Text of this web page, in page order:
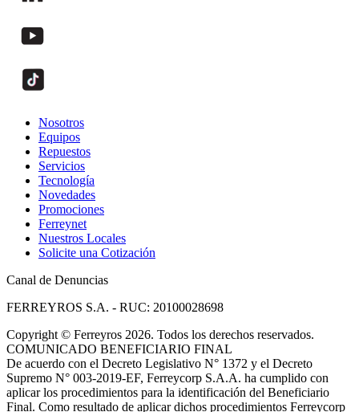
Nosotros
Equipos
Repuestos
Servicios
Tecnología
Novedades
Promociones
Ferreynet
Nuestros Locales
Solicite una Cotización
Canal de Denuncias
FERREYROS S.A. - RUC: 20100028698
Copyright © Ferreyros 2026. Todos los derechos reservados.
COMUNICADO BENEFICIARIO FINAL
De acuerdo con el Decreto Legislativo N° 1372 y el Decreto
Supremo N° 003-2019-EF, Ferreycorp S.A.A. ha cumplido con
aplicar los procedimientos para la identificación del Beneficiario
Final. Como resultado de aplicar dichos procedimientos Ferreycorp